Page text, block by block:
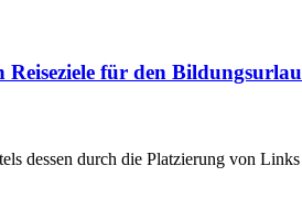
Reiseziele für den
dessen durch die Platzierung von